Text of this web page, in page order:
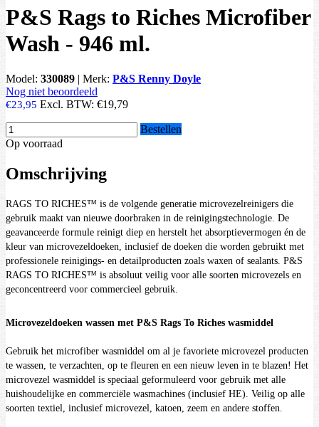
P&S Rags to Riches Microfiber
Wash - 946 ml.
Model: 330089 | Merk: P&S Renny Doyle
Nog niet beoordeeld
€23,95 Excl. BTW: €19,79
Bestellen
Op voorraad
Omschrijving
RAGS TO RICHES™ is de volgende generatie microvezelreinigers die
gebruik maakt van nieuwe doorbraken in de reinigingstechnologie. De
geavanceerde formule reinigt diep en herstelt het absorptievermogen én de
kleur van microvezeldoeken, inclusief de doeken die worden gebruikt met
professionele reinigings- en detailproducten zoals waxen of sealants. P&S
RAGS TO RICHES™ is absoluut veilig voor alle soorten microvezels en
geconcentreerd voor commercieel gebruik.
Microvezeldoeken wassen met P&S Rags To Riches wasmiddel
Gebruik het microfiber wasmiddel om al je favoriete microvezel producten
te wassen, te verzachten, op te fleuren en een nieuw leven in te blazen! Het
microvezel wasmiddel is speciaal geformuleerd voor gebruik met alle
huishoudelijke en commerciële wasmachines (inclusief HE). Veilig op alle
soorten textiel, inclusief microvezel, katoen, zeem en andere stoffen.